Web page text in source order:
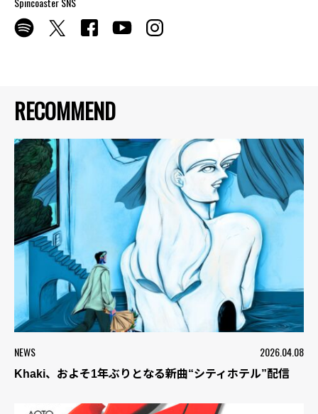
RECOMMEND
NEWS 2026.04.08
Khaki、およそ1年ぶりとなる新曲“シティホテル”配信